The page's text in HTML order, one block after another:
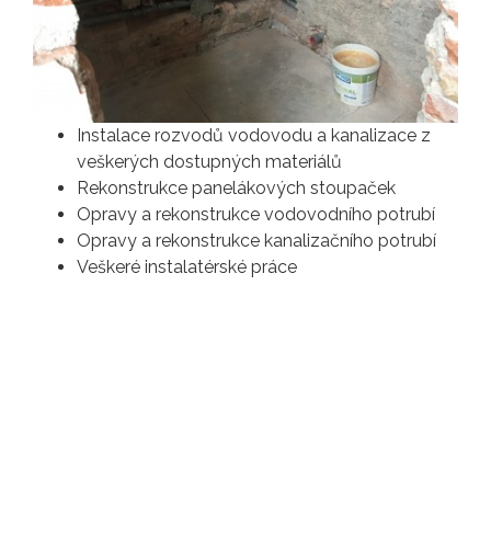
Instalace rozvodů vodovodu a kanalizace z
veškerých dostupných materiálů
Rekonstrukce panelákových stoupaček
Opravy a rekonstrukce vodovodního potrubí
Opravy a rekonstrukce kanalizačního potrubí
Veškeré instalatérské práce